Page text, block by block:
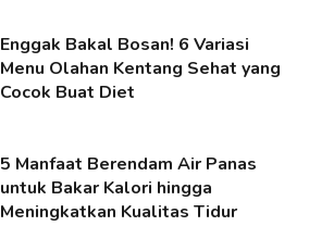
Enggak Bakal Bosan! 6 Variasi
Menu Olahan Kentang Sehat yang
Cocok Buat Diet
5 Manfaat Berendam Air Panas
untuk Bakar Kalori hingga
Meningkatkan Kualitas Tidur